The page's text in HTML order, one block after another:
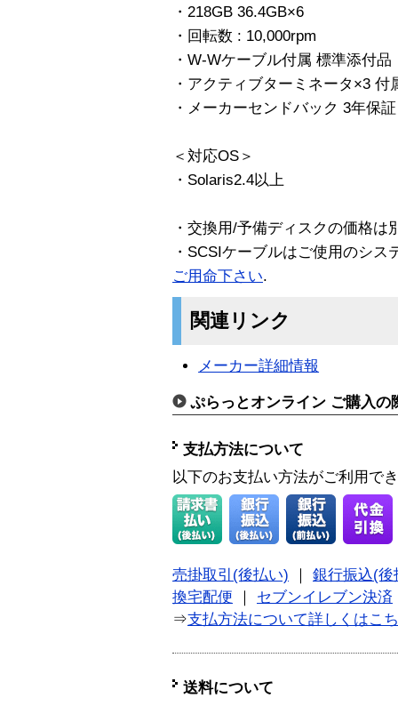
・218GB 36.4GB×6
・回転数 : 10,000rpm
・W-Wケーブル付属 標準添付品
・アクティブターミネータ×3 付
・メーカーセンドバック 3年保証
＜対応OS＞
・Solaris2.4以上
・交換用/予備ディスクの価格は
・SCSIケーブルはご使用のシス
ご用命下さい.
関連リンク
メーカー詳細情報
ぷらっとオンライン ご購入の
支払方法について
以下のお支払い方法がご利用で
売掛取引(後払い)
銀行振込(後
換宅配便
セブンイレブン決済
⇒支払方法について詳しくはこ
送料について